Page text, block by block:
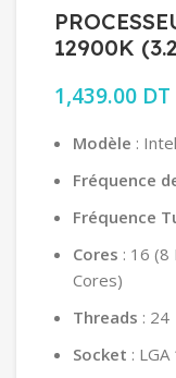
12900K
1,439.00 DT
Modèle :
Fréquence
Fréquence
Cores : 16 (8
Cores)
Threads : 24
Socket :